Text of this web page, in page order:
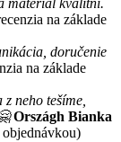
materiál kvalitní.
na základe
doručenie
na základe
neho tešíme,
Országh Bianka
objednávkou)